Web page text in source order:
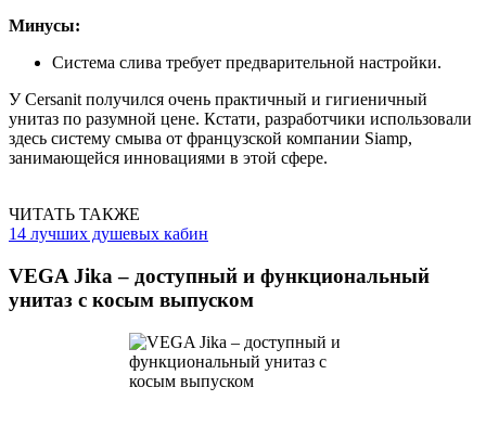
Минусы:
Система слива требует предварительной настройки.
У Cersanit получился очень практичный и гигиеничный
унитаз по разумной цене. Кстати, разработчики использовали
здесь систему смыва от французской компании Siamp,
занимающейся инновациями в этой сфере.
ЧИТАТЬ ТАКЖЕ
14 лучших душевых кабин
VEGA Jika – доступный и функциональный
унитаз с косым выпуском